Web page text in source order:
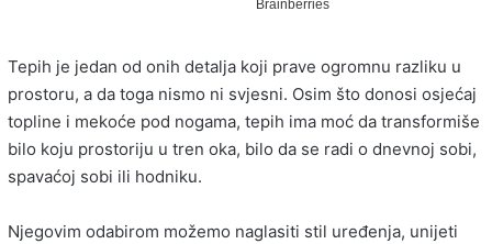
Tepih je jedan od onih detalja koji prave ogromnu razliku u
prostoru, a da toga nismo ni svjesni. Osim što donosi osjećaj
topline i mekoće pod nogama, tepih ima moć da transformiše
bilo koju prostoriju u tren oka, bilo da se radi o dnevnoj sobi,
spavaćoj sobi ili hodniku.
Njegovim odabirom možemo naglasiti stil uređenja, unijeti